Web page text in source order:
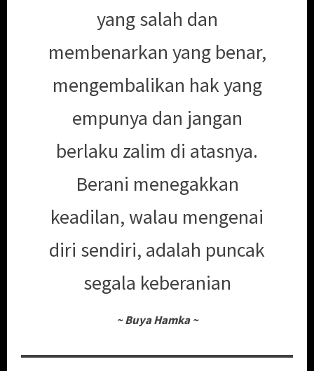
yang salah dan
membenarkan yang benar,
mengembalikan hak yang
empunya dan jangan
berlaku zalim di atasnya.
Berani menegakkan
keadilan, walau mengenai
diri sendiri, adalah puncak
segala keberanian
~ Buya Hamka ~